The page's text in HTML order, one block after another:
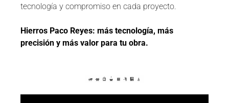
tecnología y compromiso en cada proyecto.
Hierros Paco Reyes: más tecnología, más
precisión y más valor para tu obra.